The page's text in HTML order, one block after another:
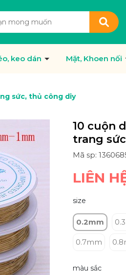
keo dán Mặt, Khoen nối
sức, thủ công diy
10 cuộn
trang
Mã sp:
LIÊN
size
0.2mm
0.7mm
màu sắc